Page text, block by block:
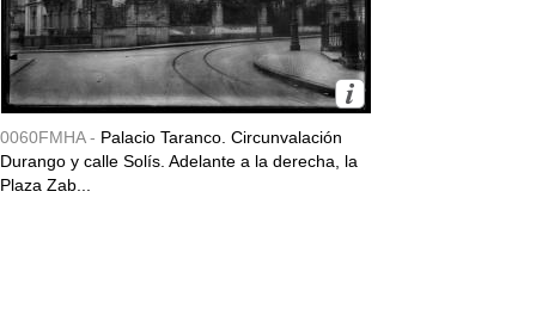
0060FMHA - Palacio Taranco. Circunvalación
Durango y calle Solís. Adelante a la derecha, la
Plaza Zab...